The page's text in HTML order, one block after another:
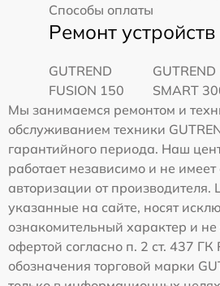
Способы оплаты
Ремонт устройств
GUTREND
FUSION 150
GUTREND
SMART
Мы занимаемся ремонтом и
обслуживанием техники
гарантийного периода. Наш
работает независимо и не
авторизации от
указанные на сайте, носят
ознакомительный характер и
офертой согласно п. 2 ст. 437
обозначения торговой марки